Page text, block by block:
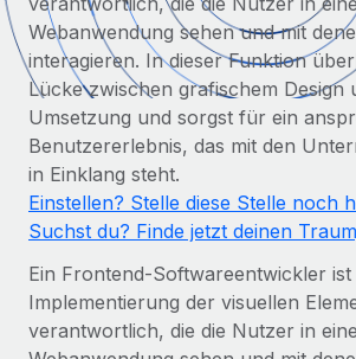
Globales Onboarding und Verwalten
Freelancer:innen
PEO
Auslagern von komplexen HR-
INFRASTRUKTUR
Remote Embedded
Plattform
Integrierte HR-Kernfunktionen für dein
WACHSTUMSPHASE
Startups
Agile HR- und Payroll-Lösungen für
Mittelstand
Maßgeschneiderte HR-Lösungen, um
vergrößern
Enterprise
Globale HR für Konzerne und
Gesamtbeschäftigungskosten
Honorarzahlungen berechnen
Informationen zu möglichen
Abwicklungsfristen für globale
LERNEN MIT REMOTE
Forschung und Leitfäden
Fallstudien
HR-Glossar
Nederlands
Français
Deutsch
Español
Italiano
Português (Portugal)
Anmelden
Webanwendung sehen und mit
interagieren. In dieser Funktion
Lücke zwischen grafischem Design
Umsetzung und sorgst für ein
Benutzererlebnis, das mit den
in Einklang steht.
Einstellen? Stelle diese Stelle noch
Suchst du? Finde jetzt deinen
Ein Frontend-Softwareentwickler
Implementierung der visuellen
verantwortlich, die die Nutzer in